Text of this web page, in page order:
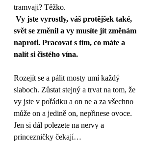
tramvaji? Těžko.
svět se změnil a vy musíte jít změnám
naproti. Pracovat s tím, co máte a
nalít si čistého vína.
Rozejít se a pálit mosty umí každý
slaboch. Zůstat stejný a trvat na tom, že
vy jste v pořádku a on ne a za všechno
může on a jedině on, nepřinese ovoce.
Jen si dál polezete na nervy a
princezničky čekají…